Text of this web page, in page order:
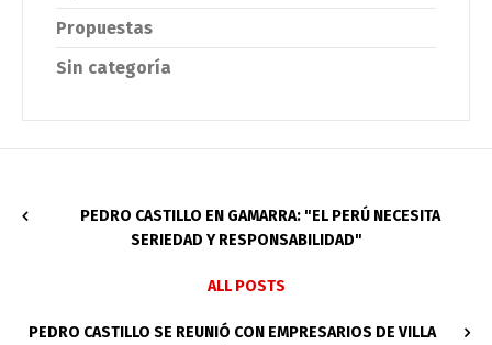
Propuestas
Sin categoría
PEDRO CASTILLO EN GAMARRA: "EL PERÚ NECESITA
SERIEDAD Y RESPONSABILIDAD"
ALL POSTS
PEDRO CASTILLO SE REUNIÓ CON EMPRESARIOS DE VILLA